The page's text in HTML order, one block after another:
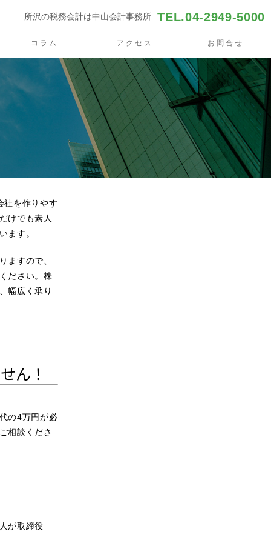
所沢の税務会計は中山会計事務所 TEL.04-2949-5000
コラム アクセス お問合せ
社を作りやす
けでも素人
ます。
ますので、
ださい。株
幅広く承り
ん！
の4万円が必
相談くださ
が取締役